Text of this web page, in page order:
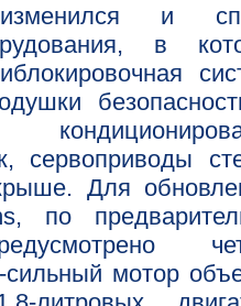
и
в
сервоприводы
Для
по
сильный мотор